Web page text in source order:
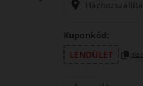
Kuponkód:
LENDÜLET